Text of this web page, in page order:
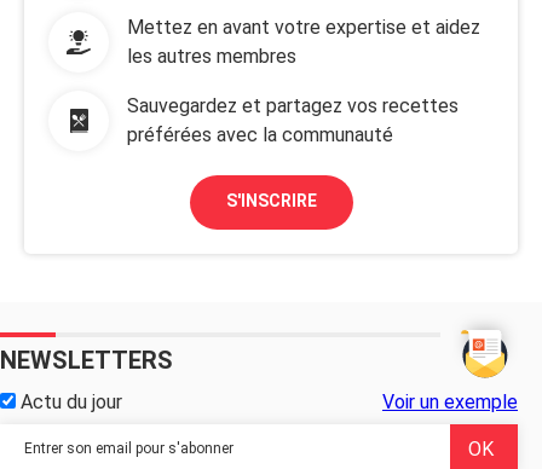
Mettez en avant votre expertise et aidez
les autres membres
Sauvegardez et partagez vos recettes
préférées avec la communauté
S'INSCRIRE
NEWSLETTERS
Actu du jour Voir un exemple